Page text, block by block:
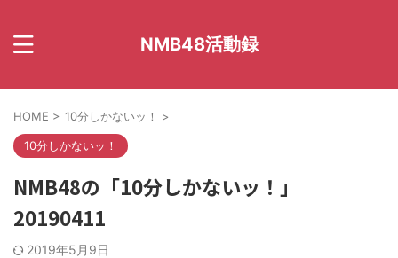
NMB48活動録
HOME > 10分しかないッ！ >
10分しかないッ！
NMB48の「10分しかないッ！」
20190411
2019年5月9日